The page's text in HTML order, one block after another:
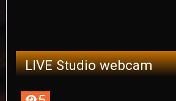
LIVE Studio webcam